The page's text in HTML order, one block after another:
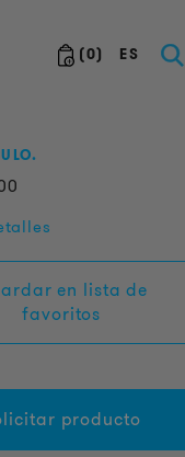
(0) ES
en lista de
favoritos
producto